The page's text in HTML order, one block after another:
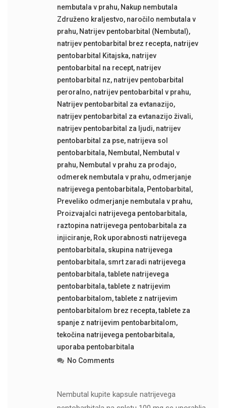
nembutala v prahu, Nakup nembutala
Združeno kraljestvo, naročilo nembutala v
prahu, Natrijev pentobarbital (Nembutal),
natrijev pentobarbital brez recepta, natrijev
pentobarbital Kitajska, natrijev
pentobarbital na recept, natrijev
pentobarbital nz, natrijev pentobarbital
peroralno, natrijev pentobarbital v prahu,
Natrijev pentobarbital za evtanazijo,
natrijev pentobarbital za evtanazijo živali,
natrijev pentobarbital za ljudi, natrijev
pentobarbital za pse, natrijeva sol
pentobarbitala, Nembutal , Nembutal v
prahu, Nembutal v prahu za prodajo,
odmerek nembutala v prahu, odmerjanje
natrijevega pentobarbitala, Pentobarbital ,
Preveliko odmerjanje nembutala v prahu,
Proizvajalci natrijevega pentobarbitala,
raztopina natrijevega pentobarbitala za
injiciranje, Rok uporabnosti natrijevega
pentobarbitala, skupina natrijevega
pentobarbitala, smrt zaradi natrijevega
pentobarbitala,tablete natrijevega
pentobarbitala,tablete z natrijevim
pentobarbitalom,tablete z natrijevim
pentobarbitalom brez recepta,tablete za
spanje z natrijevim pentobarbitalom,
tekočina natrijevega pentobarbitala,
uporaba pentobarbitala
No Comments
Nembutal kupite kapsule natrijevega